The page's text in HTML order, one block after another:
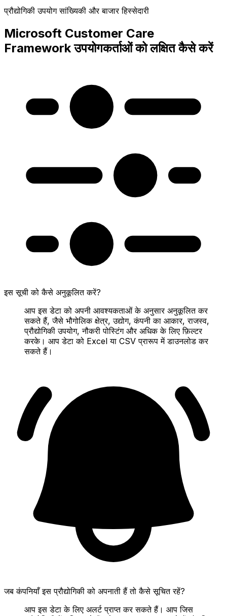
प्रौद्योगिकी उपयोग सांख्यिकी और बाजार हिस्सेदारी
Microsoft Customer Care
Framework उपयोगकर्ताओं को लक्षित कैसे करें
इस सूची को कैसे अनुकूलित करें?
आप इस डेटा को अपनी आवश्यकताओं के अनुसार अनुकूलित कर
सकते हैं, जैसे भौगोलिक क्षेत्र, उद्योग, कंपनी का आकार, राजस्व,
प्रौद्योगिकी उपयोग, नौकरी पोस्टिंग और अधिक के लिए फ़िल्टर
करके। आप डेटा को Excel या CSV प्रारूप में डाउनलोड कर
सकते हैं।
जब कंपनियाँ इस प्रौद्योगिकी को अपनाती हैं तो कैसे सूचित रहें?
आप इस डेटा के लिए अलर्ट प्राप्त कर सकते हैं। आप जिस